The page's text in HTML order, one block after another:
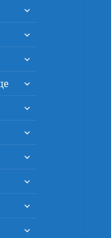
меню
раскрыть
меню
раскрыть
меню
раскрыть
меню
раскрыть
меню
раскрыть
меню
раскрыть
меню
раскрыть
меню
раскрыть
меню
раскрыть
меню
раскрыть